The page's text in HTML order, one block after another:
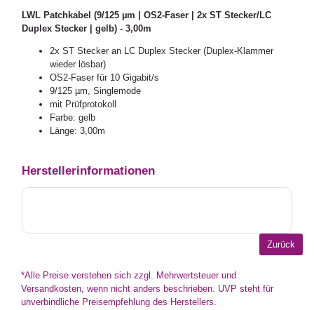
LWL Patchkabel (9/125 µm | OS2-Faser | 2x ST Stecker/LC
Duplex Stecker | gelb) - 3,00m
2x ST Stecker an LC Duplex Stecker (Duplex-Klammer
wieder lösbar)
OS2-Faser für 10 Gigabit/s
9/125 µm, Singlemode
mit Prüfprotokoll
Farbe: gelb
Länge: 3,00m
Herstellerinformationen
*Alle Preise verstehen sich zzgl. Mehrwertsteuer und
Versandkosten, wenn nicht anders beschrieben. UVP steht für
unverbindliche Preisempfehlung des Herstellers.